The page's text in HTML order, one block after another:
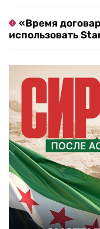
«Время
использовать